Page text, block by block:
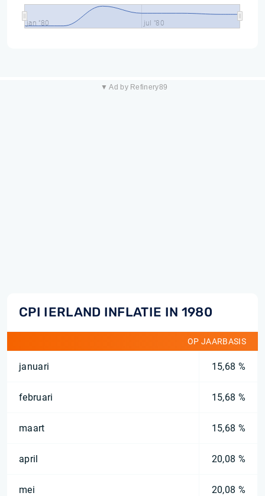
jan "80 jul "80
▼ Ad by Refinery89
CPI IERLAND INFLATIE IN 1980
OP JAARBASIS
januari 15,68 %
februari 15,68 %
maart 15,68 %
april 20,08 %
mei 20,08 %